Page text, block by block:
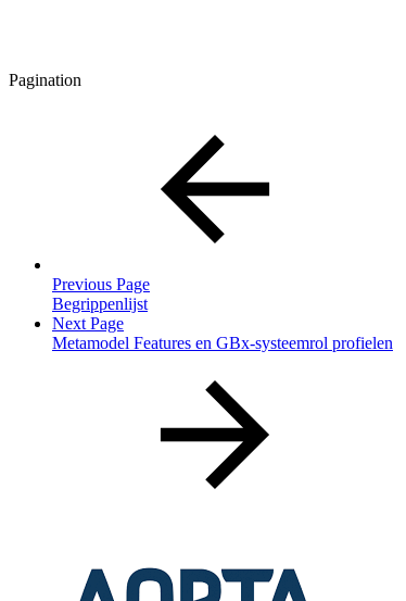
Pagination
Previous Page
Begrippenlijst
Next Page
Metamodel Features en GBx-systeemrol profielen